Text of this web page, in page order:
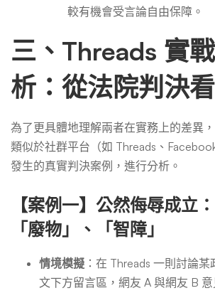
較有機會受言論自由保障。
三、Threads 實
析：從法院判決
為了更具體地理解兩者在實務上的差異
類似於社群平台（如 Threads、
發生的真實判決案例，進行分析。
【案例一】公然侮辱成立
「廢物」、「智障」
情境模擬 ：在 Threads 一則討論
文下方留言區，網友 A 與網友 B